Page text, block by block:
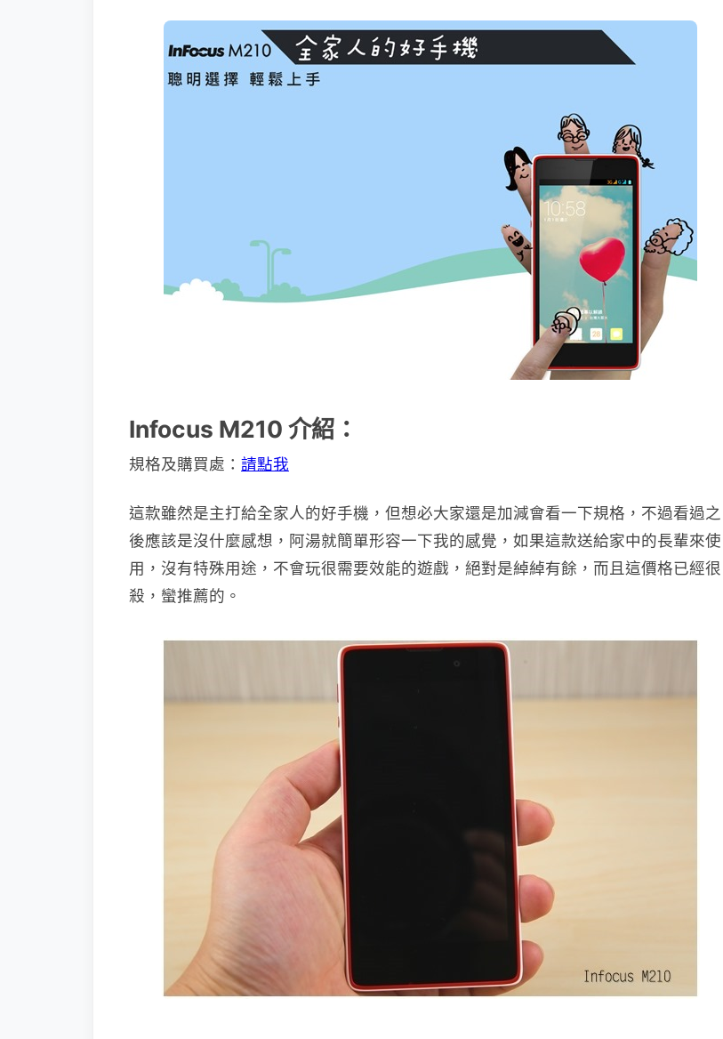
Infocus M210 介紹：
規格及購買處： 請點我
這款雖然是主打給全家人的好手機，但想必大家還是加減會看一下規格，不過看過之
後應該是沒什麼感想，阿湯就簡單形容一下我的感覺，如果這款送給家中的長輩來使
用，沒有特殊用途，不會玩很需要效能的遊戲，絕對是綽綽有餘，而且這價格已經很
殺，蠻推薦的。